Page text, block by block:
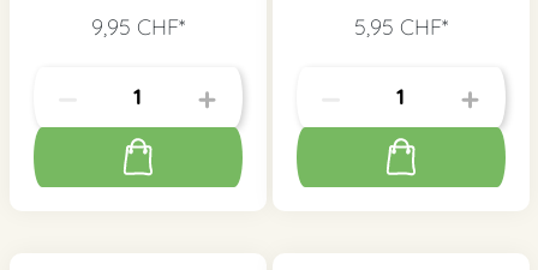
9,95 CHF*
5 pcs.
5,95 CHF*